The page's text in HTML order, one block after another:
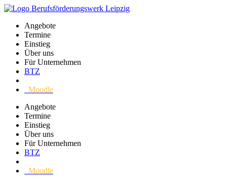
Angebote
Termine
Einstieg
Über uns
Für Unternehmen
BTZ
Moodle
Angebote
Termine
Einstieg
Über uns
Für Unternehmen
BTZ
Moodle